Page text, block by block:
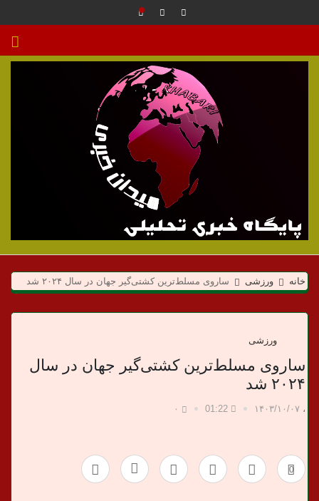
م
ی
د
ا
ن
ب
خانه ورزشی ساروی مسلط‌ترین کشتی‌گیر جهان در سال ۲۰۲۴ شد
ورزشی
ساروی مسلط‌ترین کشتی‌گیر جهان در سال
۲۰۲۴ شد
، ۱۴۰۳/۱۰/۰۷ 01:22 ۰
0